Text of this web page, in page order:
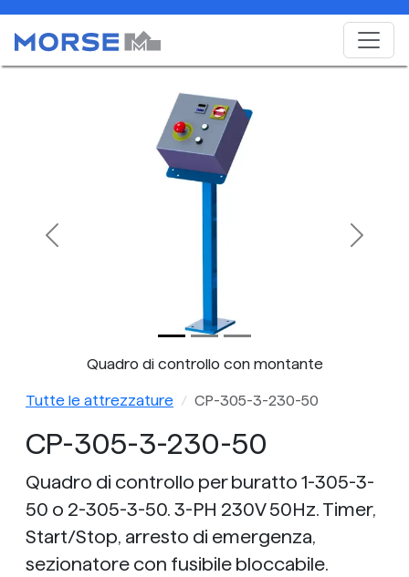
Quadro di controllo con montante
Previous Next
Tutte le attrezzature CP-305-3-230-50
CP-305-3-230-50
Quadro di controllo per buratto 1-305-3-
50 o 2-305-3-50. 3-PH 230V 50Hz. Timer,
Start/Stop, arresto di emergenza,
sezionatore con fusibile bloccabile.